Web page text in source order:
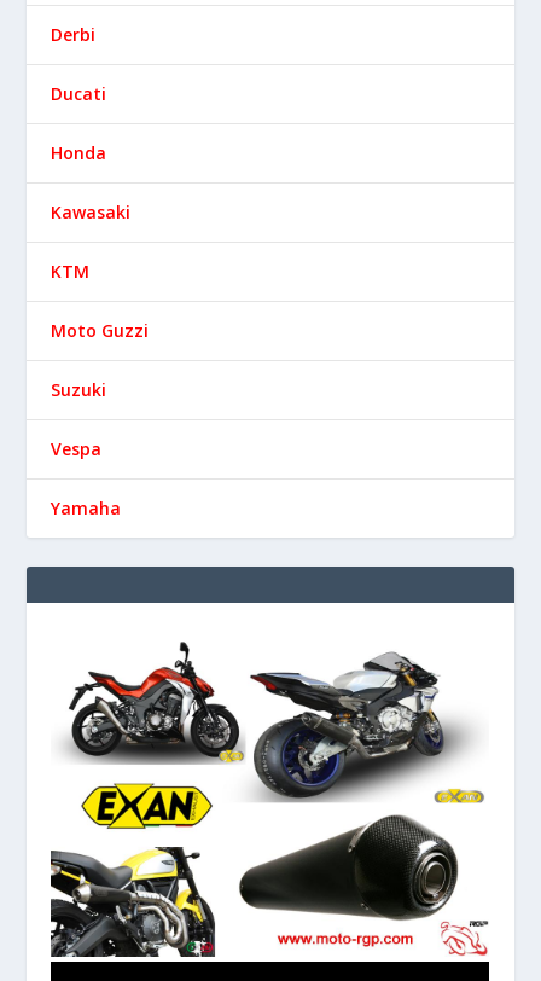
Derbi
Ducati
Honda
Kawasaki
KTM
Moto Guzzi
Suzuki
Vespa
Yamaha